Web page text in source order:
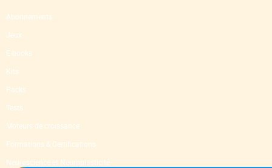
Abonnements
Jeux
E-books
Kits
Packs
Tests
Moteurs de croissance
Formations & Certifications
Neuroscience et Neuroplasticité